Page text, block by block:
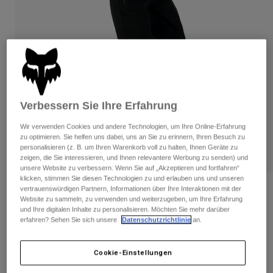
Kurze Hosen
Protektoren
Brillen
Socken
Ersatzteile
Handschuhe
Jacken
Protektoren
Brillen
Socken
Taschen & Zubehör
Spare parts
Alle anzeigen
Damen
Hoodies und Pullover
Jacken
Hosen
Shirts
Alle anzeigen
Socken
Alle anzeigen
Helme
Jerseys
Hosen
Stiefel
Guards
Handschuhe
Dreilagige Hose Defend Water Damen
Artikelnr.33776
€ 199,99
Verbessern Sie Ihre Erfahrung
Wir verwenden Cookies und andere Technologien, um Ihre Online-Erfahrung
zu optimieren. Sie helfen uns dabei, uns an Sie zu erinnern, Ihren Besuch zu
personalisieren (z. B. um Ihren Warenkorb voll zu halten, Ihnen Geräte zu
zeigen, die Sie interessieren, und Ihnen relevantere Werbung zu senden) und
unsere Website zu verbessern. Wenn Sie auf „Akzeptieren und fortfahren“
klicken, stimmen Sie diesen Technologien zu und erlauben uns und unseren
vertrauenswürdigen Partnern, Informationen über Ihre Interaktionen mit der
Website zu sammeln, zu verwenden und weiterzugeben, um Ihre Erfahrung
und Ihre digitalen Inhalte zu personalisieren. Möchten Sie mehr darüber
erfahren? Sehen Sie sich unsere
Datenschutzrichtlinie an.
Cookie-Einstellungen